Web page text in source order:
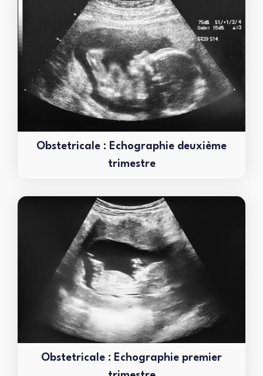
Obstetricale : Echographie deuxième
trimestre
Obstetricale : Echographie premier